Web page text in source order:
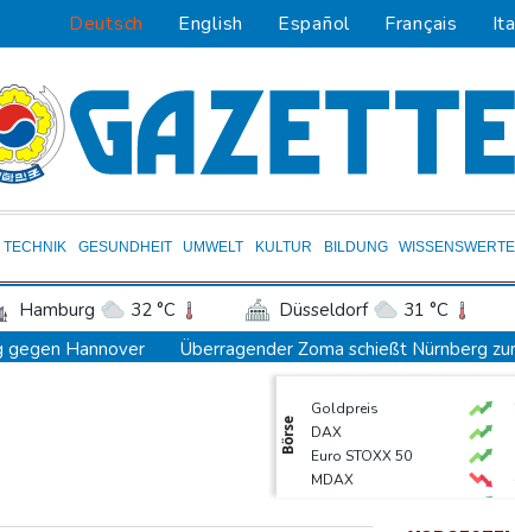
Deutsch English Español Français
TECHNIK GESUNDHEIT UMWELT KULTUR BILDUNG
Hamburg 32 °C Düsseldorf
31 °C
Leipzig 34 °C Dortmund
32
Bremen
Wien
32 °C
gegen Hannover
Überragender Zoma schießt Nürnberg
Taifun "Dolphin" in Ostchina auf Land getroffen
will Boni von Bahnmanagern an Ziele knüpfen
Börse
Goldpreis
DAX
Euro STOXX 50
MDAX
TecDAX